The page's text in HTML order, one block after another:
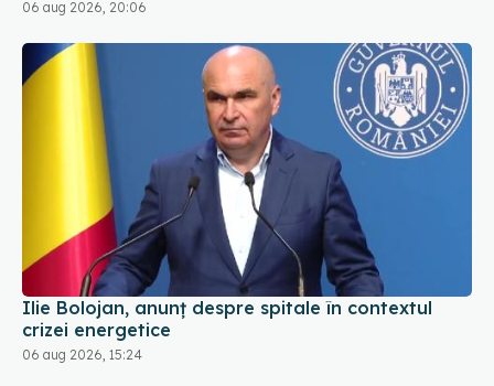
06 aug 2026, 20:06
Ilie Bolojan, anunț despre spitale în contextul
crizei energetice
06 aug 2026, 15:24